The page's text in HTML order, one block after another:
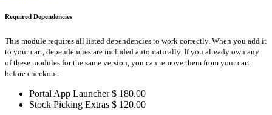
Required Dependencies
This module requires all listed dependencies to work correctly. When you add it
to your cart, dependencies are included automatically. If you already own any
of these modules for the same version, you can remove them from your cart
before checkout.
Portal App Launcher$ 180.00
Stock Picking Extras $ 120.00